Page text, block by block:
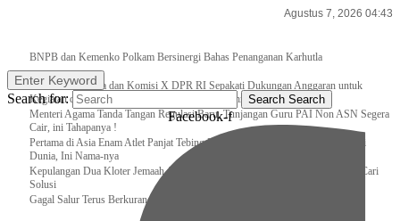
Agustus 7, 2026 04:43
BNPB dan Kemenko Polkam Bersinergi Bahas Penanganan Karhutla
Raker Kemenpora dan Komisi X DPR RI Sepakati Dukungan Anggaran untuk
Kegiatan dan Program Prioritas Pemuda dan Olahraga
Menteri Agama Tanda Tangan Regulasi Baru, Tunjangan Guru PAI Non ASN Segera
Cair, ini Tahapanya !
Pertama di Asia Enam Atlet Panjat Tebing Indonesia Taklukkan Tebing Tertinggi
Dunia, Ini Nama-nya
Kepulangan Dua Kloter Jemaah Asal Surabaya Tertunda, Kemenag Upayakan Cari
Solusi
Gagal Salur Terus Berkurang, Gus Ipul: 405 Ribu Lebih Bansos Cair
Enter Keyword
Search for: Search Search
Facebook-f